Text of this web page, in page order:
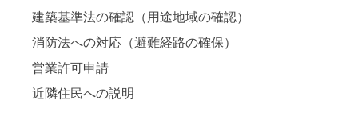
建築基準法の確認（用途地域の確認）
消防法への対応（避難経路の確保）
営業許可申請
近隣住民への説明